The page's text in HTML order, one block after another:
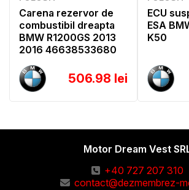
Carena rezervor de
combustibil dreapta
BMW R1200GS 2013
2016 46638533680
506.98 lei
ECU
ESA
K50
Motor Dream Vest
+40 727 207 310
contact@dezmembrez-